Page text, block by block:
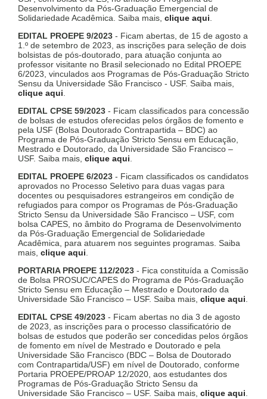
Desenvolvimento da Pós-Graduação Emergencial de
Solidariedade Acadêmica. Saiba mais, clique aqui.
EDITAL PROEPE 9/2023 - Ficam abertas, de 15 de agosto a
1.º de setembro de 2023, as inscrições para seleção de dois
bolsistas de pós-doutorado, para atuação conjunta ao
professor visitante no Brasil selecionado no Edital PROEPE
6/2023, vinculados aos Programas de Pós-Graduação Stricto
Sensu da Universidade São Francisco - USF. Saiba mais,
clique aqui.
EDITAL CPSE 59/2023 - Ficam classificados para concessão
de bolsas de estudos oferecidas pelos órgãos de fomento e
pela USF (Bolsa Doutorado Contrapartida – BDC) ao
Programa de Pós-Graduação Stricto Sensu em Educação,
Mestrado e Doutorado, da Universidade São Francisco –
USF. Saiba mais, clique aqui.
EDITAL PROEPE 6/2023 - Ficam classificados os candidatos
aprovados no Processo Seletivo para duas vagas para
docentes ou pesquisadores estrangeiros em condição de
refugiados para compor os Programas de Pós-Graduação
Stricto Sensu da Universidade São Francisco – USF, com
bolsa CAPES, no âmbito do Programa de Desenvolvimento
da Pós-Graduação Emergencial de Solidariedade
Acadêmica, para atuarem nos seguintes programas. Saiba
mais, clique aqui.
PORTARIA PROEPE 112/2023 - Fica constituída a Comissão
de Bolsa PROSUC/CAPES do Programa de Pós-Graduação
Stricto Sensu em Educação – Mestrado e Doutorado da
Universidade São Francisco – USF. Saiba mais, clique aqui.
EDITAL CPSE 49/2023 - Ficam abertas no dia 3 de agosto
de 2023, as inscrições para o processo classificatório de
bolsas de estudos que poderão ser concedidas pelos órgãos
de fomento em nível de Mestrado e Doutorado e pela
Universidade São Francisco (BDC – Bolsa de Doutorado
com Contrapartida/USF) em nível de Doutorado, conforme
Portaria PROEPE/PROAP 12/2020, aos estudantes dos
Programas de Pós-Graduação Stricto Sensu da
Universidade São Francisco – USF. Saiba mais, clique aqui.